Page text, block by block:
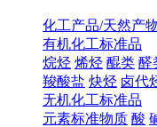
化工产品/天然产
有机化工标准品
烷烃 烯烃 醌类 醛
羧酸盐 炔烃 卤代
无机化工标准品
元素标准物质 酸